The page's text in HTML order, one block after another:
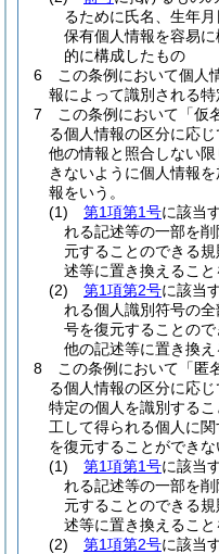
るために氏名、生年
保有個人情報を容易
的に構成したもの
6
この条例において個人
報によって識別される特
7
この条例において「仮
る個人情報の区分に応じ
他の情報と照合しない
きないように個人情報
報をいう。
(1)
第1項第1号に該当
れる記述等の一部を削
元することのできる
述等に置き換えるこ
(2)
第1項第2号に該当
れる個人識別符号の
号を復元することの
他の記述等に置き換
8
この条例において「匿
る個人情報の区分に応じ
特定の個人を識別する
工して得られる個人に
を復元することができな
(1)
第1項第1号に該当
れる記述等の一部を削
元することのできる
述等に置き換えるこ
(2)
第1項第2号に該当